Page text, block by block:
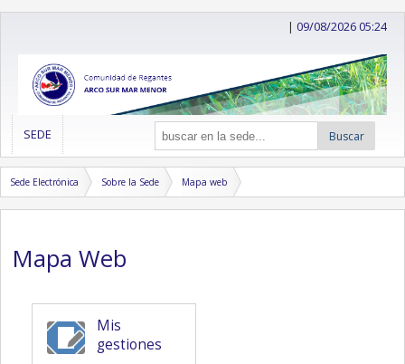
|09/08/2026 05:24
SEDE Buscar
Sede Electrónica Sobre la Sede Mapa web
Mapa Web
Mis
gestiones